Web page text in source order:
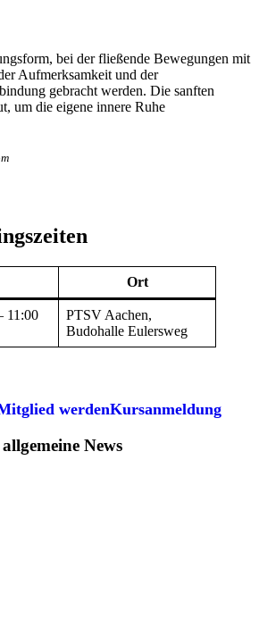
bei der fließende Bewegungen mit
Aufmerksamkeit und der
gebracht werden. Die sanften
um die eigene innere Ruhe
Ort
11:00
PTSV Aachen,
Budohalle Eulersweg
werdenKursanmeldung
News